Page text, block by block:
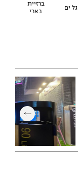
ים
ברזיית
בארי